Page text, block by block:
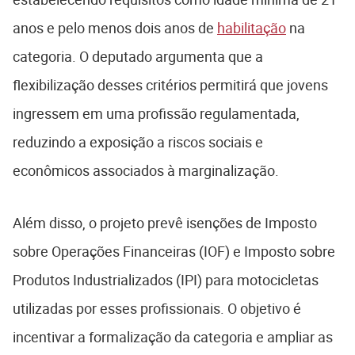
anos e pelo menos dois anos de habilitação na
categoria. O deputado argumenta que a
flexibilização desses critérios permitirá que jovens
ingressem em uma profissão regulamentada,
reduzindo a exposição a riscos sociais e
econômicos associados à marginalização.
Além disso, o projeto prevê isenções de Imposto
sobre Operações Financeiras (IOF) e Imposto sobre
Produtos Industrializados (IPI) para motocicletas
utilizadas por esses profissionais. O objetivo é
incentivar a formalização da categoria e ampliar as